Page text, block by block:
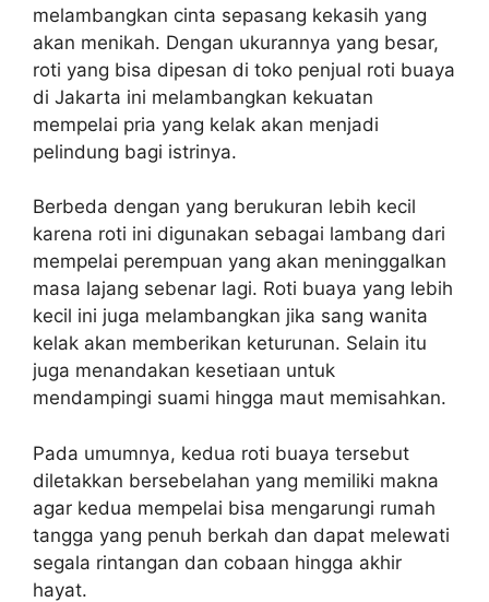
melambangkan cinta sepasang kekasih yang
akan menikah. Dengan ukurannya yang besar,
roti yang bisa dipesan di toko penjual roti buaya
di Jakarta ini melambangkan kekuatan
mempelai pria yang kelak akan menjadi
pelindung bagi istrinya.
Berbeda dengan yang berukuran lebih kecil
karena roti ini digunakan sebagai lambang dari
mempelai perempuan yang akan meninggalkan
masa lajang sebenar lagi. Roti buaya yang lebih
kecil ini juga melambangkan jika sang wanita
kelak akan memberikan keturunan. Selain itu
juga menandakan kesetiaan untuk
mendampingi suami hingga maut memisahkan.
Pada umumnya, kedua roti buaya tersebut
diletakkan bersebelahan yang memiliki makna
agar kedua mempelai bisa mengarungi rumah
tangga yang penuh berkah dan dapat melewati
segala rintangan dan cobaan hingga akhir
hayat.